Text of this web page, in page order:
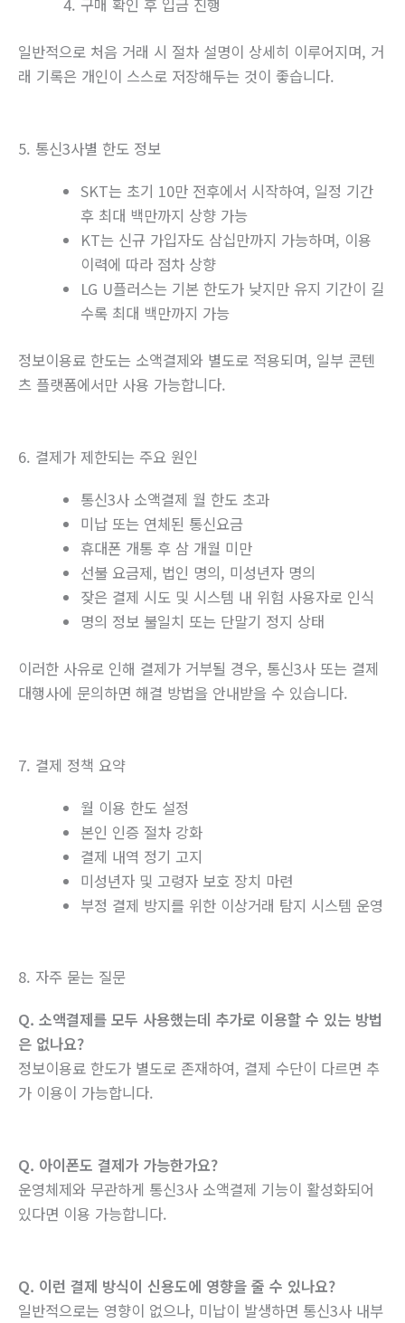
구매 확인 후 입금 진행
일반적으로 처음 거래 시 절차 설명이 상세히 이루어지며, 거
래 기록은 개인이 스스로 저장해두는 것이 좋습니다.
5. 통신3사별 한도 정보
SKT는 초기 10만 전후에서 시작하여, 일정 기간
후 최대 백만까지 상향 가능
KT는 신규 가입자도 삼십만까지 가능하며, 이용
이력에 따라 점차 상향
LG U플러스는 기본 한도가 낮지만 유지 기간이 길
수록 최대 백만까지 가능
정보이용료 한도는 소액결제와 별도로 적용되며, 일부 콘텐
츠 플랫폼에서만 사용 가능합니다.
6. 결제가 제한되는 주요 원인
통신3사 소액결제 월 한도 초과
미납 또는 연체된 통신요금
휴대폰 개통 후 삼 개월 미만
선불 요금제, 법인 명의, 미성년자 명의
잦은 결제 시도 및 시스템 내 위험 사용자로 인식
명의 정보 불일치 또는 단말기 정지 상태
이러한 사유로 인해 결제가 거부될 경우, 통신3사 또는 결제
대행사에 문의하면 해결 방법을 안내받을 수 있습니다.
7. 결제 정책 요약
월 이용 한도 설정
본인 인증 절차 강화
결제 내역 정기 고지
미성년자 및 고령자 보호 장치 마련
부정 결제 방지를 위한 이상거래 탐지 시스템 운영
8. 자주 묻는 질문
Q. 소액결제를 모두 사용했는데 추가로 이용할 수 있는 방법
은 없나요?
정보이용료 한도가 별도로 존재하여, 결제 수단이 다르면 추
가 이용이 가능합니다.
Q. 아이폰도 결제가 가능한가요?
운영체제와 무관하게 통신3사 소액결제 기능이 활성화되어
있다면 이용 가능합니다.
Q. 이런 결제 방식이 신용도에 영향을 줄 수 있나요?
일반적으로는 영향이 없으나, 미납이 발생하면 통신3사 내부